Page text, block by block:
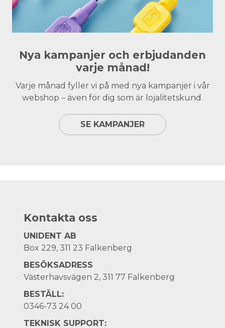
Nya kampanjer och erbjudanden
varje månad!
Varje månad fyller vi på med nya kampanjer i vår
webshop – även för dig som är lojalitetskund.
SE KAMPANJER
Kontakta oss
UNIDENT AB
Box 229, 311 23 Falkenberg
BESÖKSADRESS
Västerhavsvägen 2, 311 77 Falkenberg
BESTÄLL:
0346-73 24 00
TEKNISK SUPPORT: